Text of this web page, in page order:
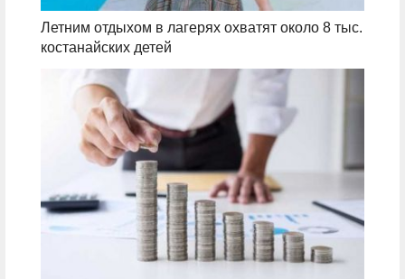
Летним отдыхом в лагерях охватят около 8 тыс.
костанайских детей